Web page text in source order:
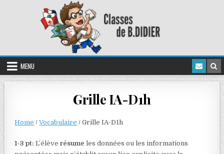
MENU
Grille IA-D1h
Home /Vocabulaire /Grille IA-D1h
1-3 pt: L’élèverésume les données ou les informations